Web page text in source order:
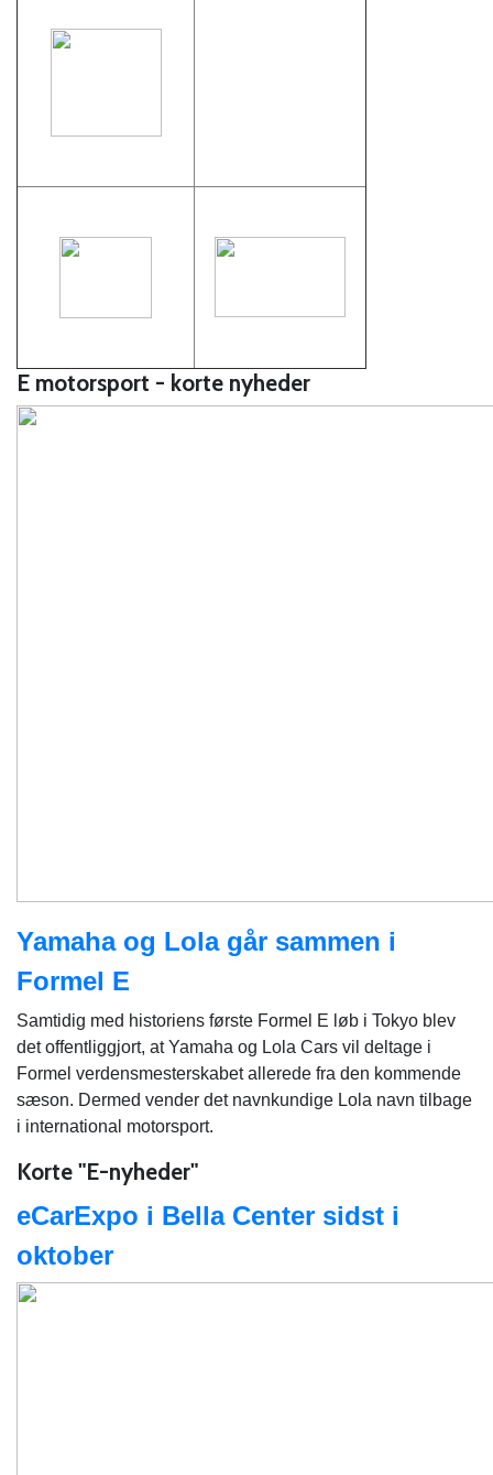
E motorsport - korte nyheder
Yamaha og Lola går sammen i
Formel E
Samtidig med historiens første Formel E løb i Tokyo blev
det offentliggjort, at Yamaha og Lola Cars vil deltage i
Formel verdensmesterskabet allerede fra den kommende
sæson. Dermed vender det navnkundige Lola navn tilbage
i international motorsport.
Korte "E-nyheder"
eCarExpo i Bella Center sidst i
oktober